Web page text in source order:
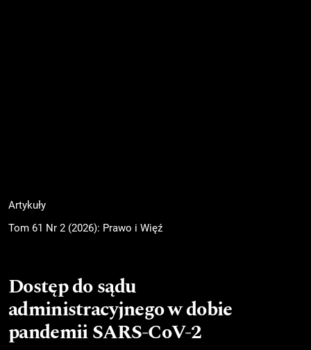
Artykuły
Tom 61 Nr 2 (2026): Prawo i Więź
Dostęp do sądu
administracyjnego w dobie
pandemii SARS-CoV-2